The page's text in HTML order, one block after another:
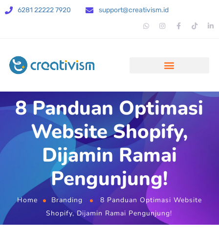
6281 22222 7920 support@creativism.id
8 Panduan Optimasi
Website Shopify,
Dijamin Ramai
Pengunjung!
Home Branding
8 Panduan Optimasi Website
Shopify, Dijamin Ramai Pengunjung!